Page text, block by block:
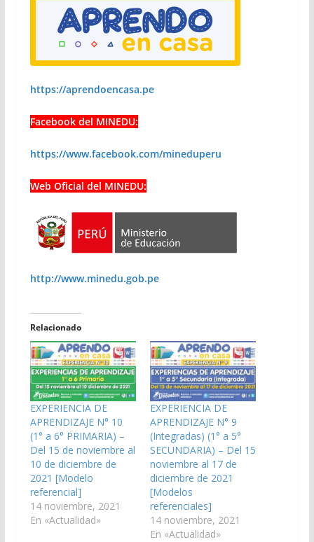
https://aprendoencasa.pe
Facebook del MINEDU:
https://www.facebook.com/mineduperu
Web Oficial del MINEDU:
http://www.minedu.gob.pe
Relacionado
EXPERIENCIA DE
APRENDIZAJE N° 10
(1° a 6° PRIMARIA) –
Del 15 de noviembre al
10 de diciembre de
2021 [Modelo
referencial]
14 noviembre, 2021
En «Actualidad»
EXPERIENCIA DE
APRENDIZAJE N° 9
(Integradas) (1° a 5°
SECUNDARIA) – Del 15
noviembre al 17 de
diciembre de 2021
[Modelos
referenciales]
14 noviembre, 2021
En «Actualidad»